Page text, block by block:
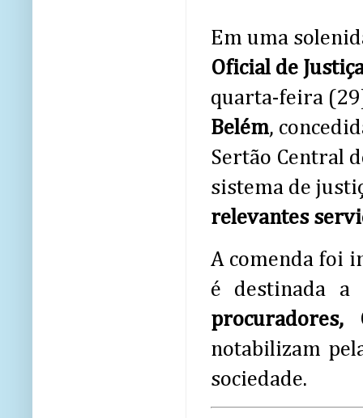
Em uma
Oficial de
quarta-feira
Belém,
Sertão Central
sistema de
relevantes
A comenda foi
é destinada a
procuradores,
notabilizam
sociedade.